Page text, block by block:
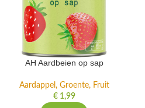
AH Aardbeien op sap
Aardappel, Groente, Fruit
€1,99